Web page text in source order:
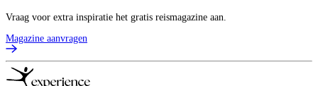
Vraag voor extra inspiratie het gratis reismagazine aan.
Magazine aanvragen